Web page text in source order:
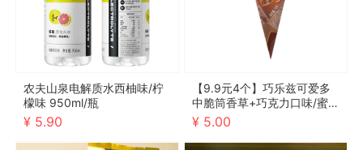
农夫山泉电解质水西柚味/柠
檬味 950ml/瓶
¥ 5.90
【9.9元4个】巧乐兹可爱多
中脆筒香草+巧克力口味/蜜
瓜+玫瑰车厘子口味 70g
¥ 5.00